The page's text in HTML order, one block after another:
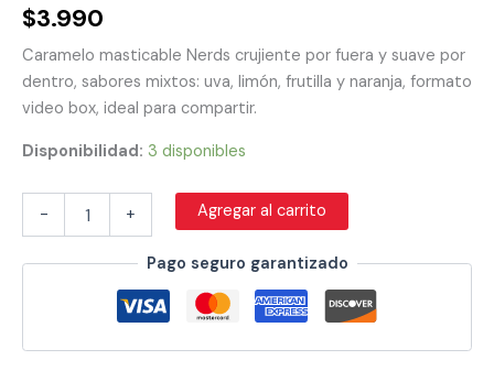
$3.990
Caramelo masticable Nerds crujiente por fuera y suave por
dentro, sabores mixtos: uva, limón, frutilla y naranja, formato
video box, ideal para compartir.
Disponibilidad: 3 disponibles
- + Agregar al carrito
Pago seguro garantizado